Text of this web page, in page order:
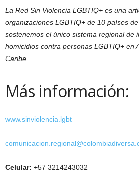
La Red Sin Violencia LGBTIQ+ es una
organizaciones LGBTIQ+ de 10 países
sostenemos el único sistema regional de
homicidios contra personas LGBTIQ+ en
Caribe.
Más información:
www.sinviolencia.lgbt
Celular: +57 3214243032